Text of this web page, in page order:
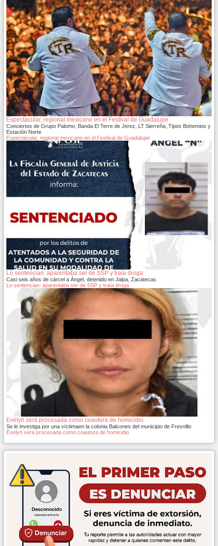
Espectacular, regional mexicano en el Festival de Guadalupe
Conciertos de Grupo Palomo, Banda El Terre de Jerez, LT Sierreña, Tipos Bohemios y
Estación Norte
Espectacular, regional mexicano en el Festival de Guadalupe
Lo sentencian: aparentaba ser de SSP y traía droga
Casi seis años de cárcel a Ángel, detenido en Jalpa, Zacatecas
Lo sentencian: aparentaba ser de SSP y traía droga
Evelyn será procesada como coautora de homicidio
Se le investiga por una víctimaen la colonia Balcones del municipio de Fresnillo
Evelyn será procesada como coautora de homicidio